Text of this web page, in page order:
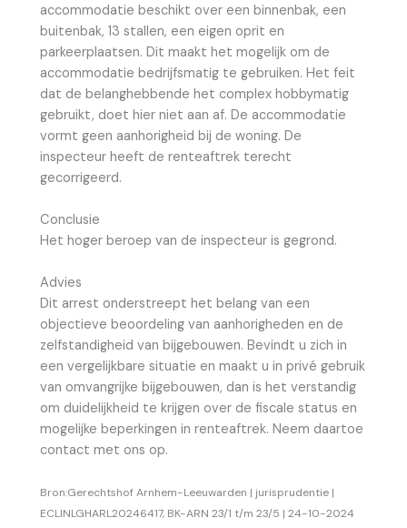
accommodatie beschikt over een binnenbak, een
buitenbak, 13 stallen, een eigen oprit en
parkeerplaatsen. Dit maakt het mogelijk om de
accommodatie bedrijfsmatig te gebruiken. Het feit
dat de belanghebbende het complex hobbymatig
gebruikt, doet hier niet aan af. De accommodatie
vormt geen aanhorigheid bij de woning. De
inspecteur heeft de renteaftrek terecht
gecorrigeerd.
Conclusie
Het hoger beroep van de inspecteur is gegrond.
Advies
Dit arrest onderstreept het belang van een
objectieve beoordeling van aanhorigheden en de
zelfstandigheid van bijgebouwen. Bevindt u zich in
een vergelijkbare situatie en maakt u in privé gebruik
van omvangrijke bijgebouwen, dan is het verstandig
om duidelijkheid te krijgen over de fiscale status en
mogelijke beperkingen in renteaftrek. Neem daartoe
contact met ons op.
Bron:Gerechtshof Arnhem-Leeuwarden | jurisprudentie |
ECLINLGHARL20246417, BK-ARN 23/1 t/m 23/5 | 24-10-2024